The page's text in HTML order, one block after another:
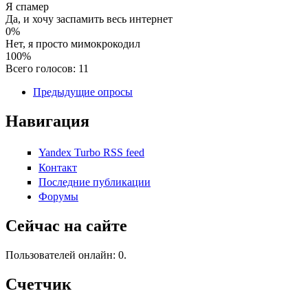
Я спамер
Да, и хочу заспамить весь интернет
0%
Нет, я просто мимокрокодил
100%
Всего голосов: 11
Предыдущие опросы
Навигация
Yandex Turbo RSS feed
Контакт
Последние публикации
Форумы
Сейчас на сайте
Пользователей онлайн: 0.
Счетчик